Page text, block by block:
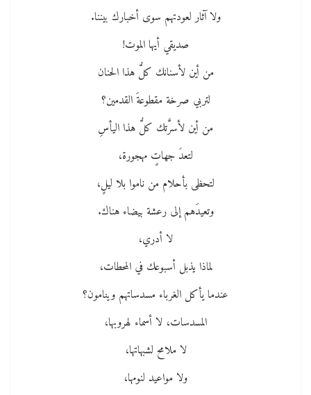
ولا آثار لعودتهم سوى أخبارك بيننا.
صديقي أيها الموت!
من أين لأسنانك كلُّ هذا الحنان
لتربي صرخة مقطوعةَ القدمين؟
من أين لأسرَّتك كلُّ هذا اليأسِ
لتعدَ جهاتٍ مهجورة،
لتحظى بأحلام من ناموا بلا ليلٍ،
وتعيدَهم إلى رعشة بيضاء هناك.
لا أدري،
لماذا يذبل أسبوعك في المحطات،
عندما يأكل الغرباء مسدساتهم وينامون؟
المسدسات، لا أسماء لهروبها،
لا ملامح لشبهاتها،
ولا مواعيد لنومها،